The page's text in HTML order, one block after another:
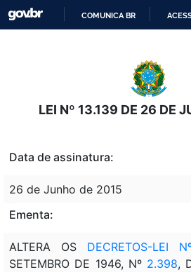
O
COMUNICA BR
LEI Nº 13.139 DE 26 DE
Data de assinatura:
26 de Junho de 2015
Ementa:
ALTERA OS DECRETOS-LEI
SETEMBRO DE 1946, Nº2.398,